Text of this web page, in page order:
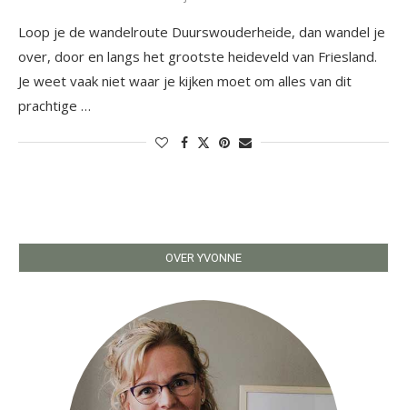
Loop je de wandelroute Duurswouderheide, dan wandel je
over, door en langs het grootste heideveld van Friesland.
Je weet vaak niet waar je kijken moet om alles van dit
prachtige …
OVER YVONNE